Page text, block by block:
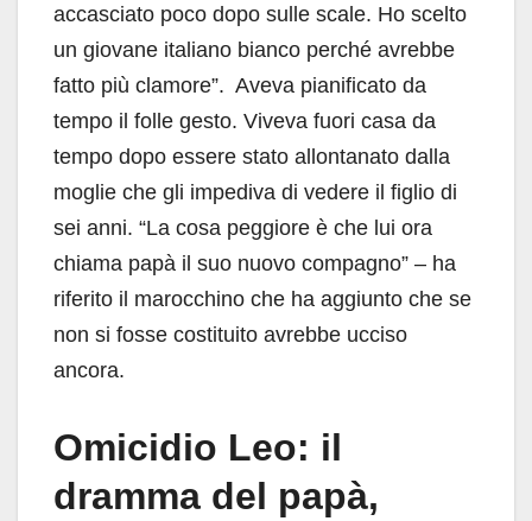
accasciato poco dopo sulle scale. Ho scelto
un giovane italiano bianco perché avrebbe
fatto più clamore”. Aveva pianificato da
tempo il folle gesto. Viveva fuori casa da
tempo dopo essere stato allontanato dalla
moglie che gli impediva di vedere il figlio di
sei anni. “La cosa peggiore è che lui ora
chiama papà il suo nuovo compagno” – ha
riferito il marocchino che ha aggiunto che se
non si fosse costituito avrebbe ucciso
ancora.
Omicidio Leo: il
dramma del papà,